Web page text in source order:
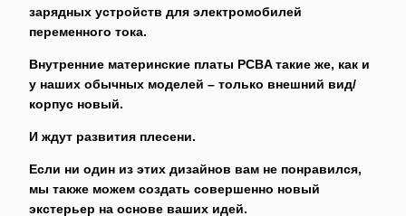
зарядных устройств для электромобилей
переменного тока.
Внутренние материнские платы PCBA такие же, как и
у наших обычных моделей – только внешний вид/
корпус новый.
И ждут развития плесени.
Если ни один из этих дизайнов вам не понравился,
мы также можем создать совершенно новый
экстерьер на основе ваших идей.